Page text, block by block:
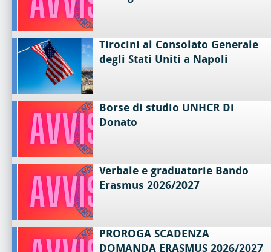
Tirocini al Consolato Generale
degli Stati Uniti a Napoli
Borse di studio UNHCR Di
Donato
Verbale e graduatorie Bando
Erasmus 2026/2027
PROROGA SCADENZA
DOMANDA ERASMUS 2026/2027